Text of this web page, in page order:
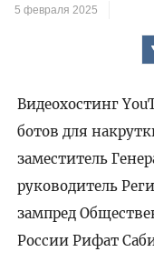
5 февраля 2025
Видеохостинг
ботов для
заместитель
руководитель
зампред
России Рифат